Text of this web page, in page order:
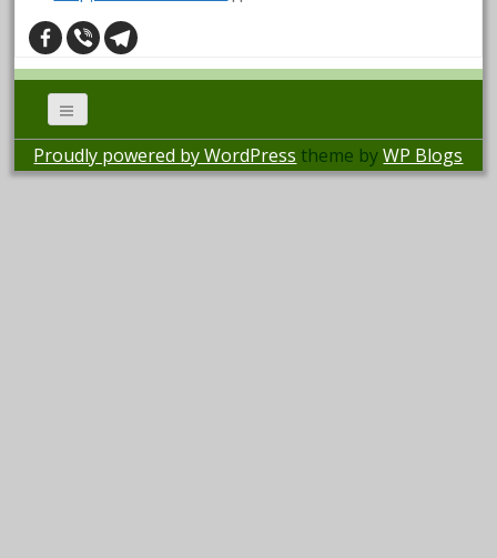
Proudly powered by WordPress theme byWP Blogs